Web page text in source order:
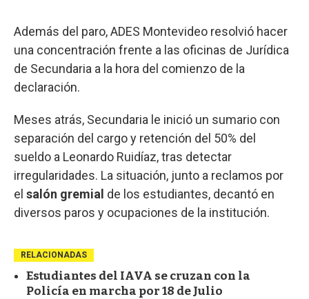
Además del paro, ADES Montevideo resolvió hacer
una concentración frente a las oficinas de Jurídica
de Secundaria a la hora del comienzo de la
declaración.
Meses atrás, Secundaria le inició un sumario con
separación del cargo y retención del 50% del
sueldo a Leonardo Ruidíaz, tras detectar
irregularidades. La situación, junto a reclamos por
el salón gremial de los estudiantes, decantó en
diversos paros y ocupaciones de la institución.
RELACIONADAS
Estudiantes del IAVA se cruzan con la
Policía en marcha por 18 de Julio